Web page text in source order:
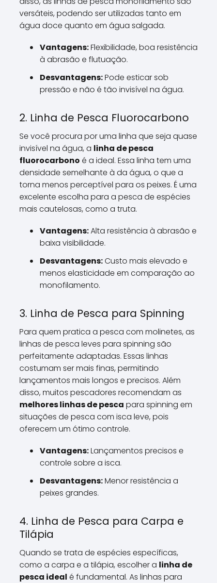
versáteis, podendo ser utilizadas tanto em
água doce quanto em água salgada.
Vantagens:Flexibilidade, boa resistência
à abrasão e flutuação.
Desvantagens:Pode esticar sob
pressão e não é tão invisível na água.
2. Linha de Pesca Fluorocarbono
Se você procura por uma linha que seja quase
invisível na água, a linha de pesca
fluorocarbono é a ideal. Essa linha tem uma
densidade semelhante à da água, o que a
torna menos perceptível para os peixes. É uma
excelente escolha para a pesca de espécies
mais cautelosas, como a truta.
Vantagens:Alta resistência à abrasão e
baixa visibilidade.
Desvantagens:Custo mais elevado e
menos elasticidade em comparação ao
monofilamento.
3. Linha de Pesca para Spinning
Para quem pratica a pesca com molinetes, as
linhas de pesca leves para spinning são
perfeitamente adaptadas. Essas linhas
costumam ser mais finas, permitindo
lançamentos mais longos e precisos. Além
disso, muitos pescadores recomendam as
melhores linhas de pesca para spinning em
situações de pesca com isca leve, pois
oferecem um ótimo controle.
Vantagens:Lançamentos precisos e
controle sobre a isca.
Desvantagens:Menor resistência a
peixes grandes.
4. Linha de Pesca para Carpa e
Tilápia
Quando se trata de espécies específicas,
como a carpa e a tilápia, escolher a linha de
pesca ideal é fundamental. As linhas para